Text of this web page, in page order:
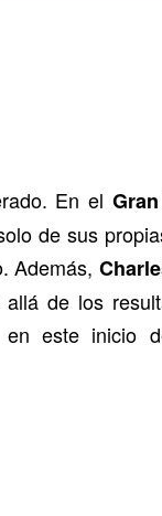
En el
de sus
Además,
de los
este inicio